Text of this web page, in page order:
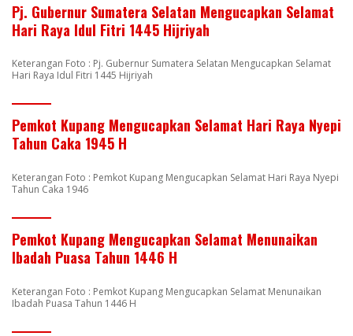
Pj. Gubernur Sumatera Selatan Mengucapkan Selamat
Hari Raya Idul Fitri 1445 Hijriyah
Keterangan Foto : Pj. Gubernur Sumatera Selatan Mengucapkan Selamat
Hari Raya Idul Fitri 1445 Hijriyah
Pemkot Kupang Mengucapkan Selamat Hari Raya Nyepi
Tahun Caka 1945 H
Keterangan Foto : Pemkot Kupang Mengucapkan Selamat Hari Raya Nyepi
Tahun Caka 1946
Pemkot Kupang Mengucapkan Selamat Menunaikan
Ibadah Puasa Tahun 1446 H
Keterangan Foto : Pemkot Kupang Mengucapkan Selamat Menunaikan
Ibadah Puasa Tahun 1446 H